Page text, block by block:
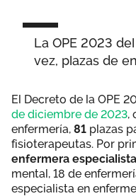
La OPE 2023
vez, plazas de
El Decreto de la OPE
de diciembre de 2023,
enfermería, 81 plazas
fisioterapeutas. Por
enfermera especialista
mental, 18 de
especialista en